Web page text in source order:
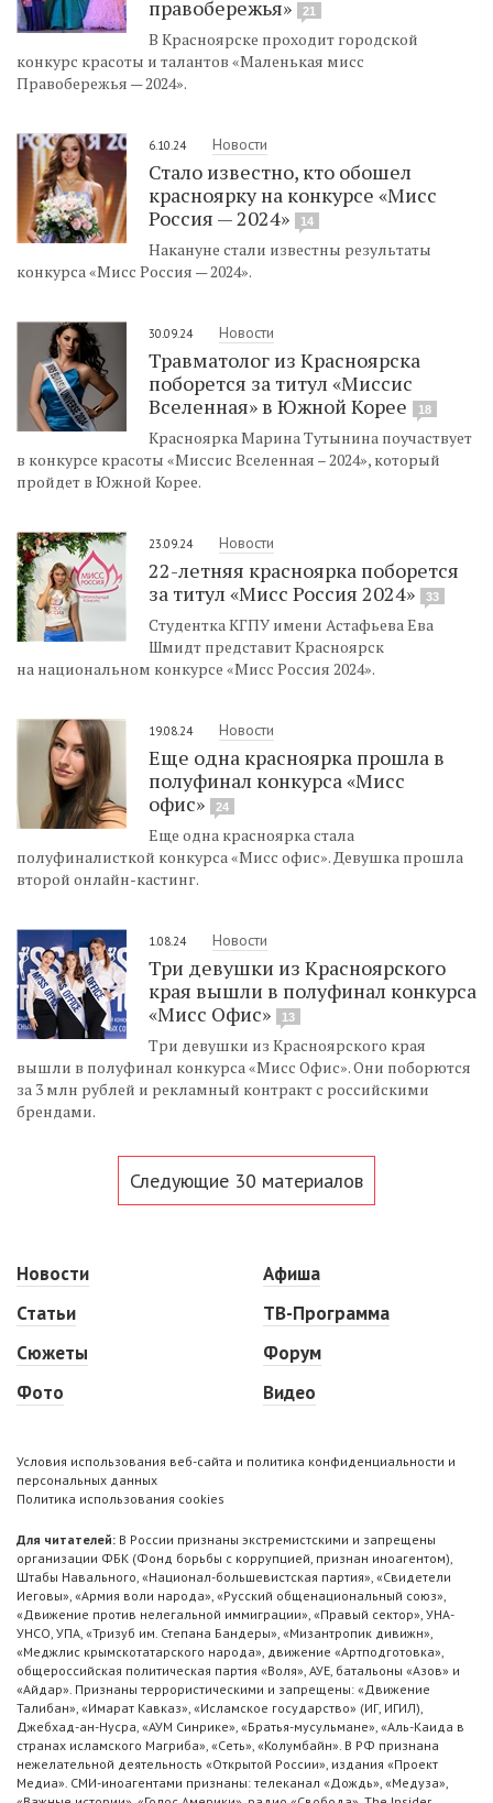
правобережья»
21
В Красноярске проходит городской
конкурс красоты и талантов «Маленькая мисс
Правобережья — 2024».
6.10.24 Новости
Стало известно, кто обошел
красноярку на конкурсе «Мисс
Россия — 2024»
14
Накануне стали известны результаты
конкурса «Мисс Россия — 2024».
30.09.24 Новости
Травматолог из Красноярска
поборется за титул «Миссис
Вселенная» в Южной Корее
18
Красноярка Марина Тутынина поучаствует
в конкурсе красоты «Миссис Вселенная – 2024», который
пройдет в Южной Корее.
23.09.24 Новости
22-летняя красноярка поборется
за титул «Мисс Россия 2024»
33
Студентка КГПУ имени Астафьева Ева
Шмидт представит Красноярск
на национальном конкурсе «Мисс Россия 2024».
19.08.24 Новости
Еще одна красноярка прошла в
полуфинал конкурса «Мисс
офис»
24
Еще одна красноярка стала
полуфиналисткой конкурса «Мисс офис». Девушка прошла
второй онлайн-кастинг.
1.08.24 Новости
Три девушки из Красноярского
края вышли в полуфинал конкурса
«Мисс Офис»
13
Три девушки из Красноярского края
вышли в полуфинал конкурса «Мисс Офис». Они поборются
за 3 млн рублей и рекламный контракт с российскими
брендами.
Следующие 30 материалов
Новости
Статьи
Сюжеты
Фото
Афиша
ТВ-Программа
Форум
Видео
Условия использования веб-сайта и политика конфиденциальности и
персональных данных
Политика использования cookies
Для читателей: В России признаны экстремистскими и запрещены
организации ФБК (Фонд борьбы с коррупцией, признан иноагентом),
Штабы Навального, «Национал-большевистская партия», «Свидетели
Иеговы», «Армия воли народа», «Русский общенациональный союз»,
«Движение против нелегальной иммиграции», «Правый сектор», УНА-
УНСО, УПА, «Тризуб им. Степана Бандеры», «Мизантропик дивижн»,
«Меджлис крымскотатарского народа», движение «Артподготовка»,
общероссийская политическая партия «Воля», АУЕ, батальоны «Азов» и
«Айдар». Признаны террористическими и запрещены: «Движение
Талибан», «Имарат Кавказ», «Исламское государство» (ИГ, ИГИЛ),
Джебхад-ан-Нусра, «АУМ Синрике», «Братья-мусульмане», «Аль-Каида в
странах исламского Магриба», «Сеть», «Колумбайн». В РФ признана
нежелательной деятельность «Открытой России», издания «Проект
Медиа». СМИ-иноагентами признаны: телеканал «Дождь», «Медуза»,